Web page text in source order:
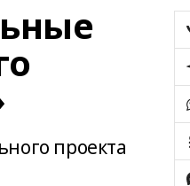
проекта